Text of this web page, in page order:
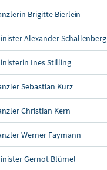
Brigitte Bierlein
Alexander Schallenberg
Ines Stilling
Sebastian Kurz
Christian Kern
Werner Faymann
Gernot Blümel